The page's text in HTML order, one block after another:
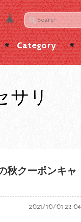
Category
サリ
秋クーポンキャ
2021/10/01 22:04